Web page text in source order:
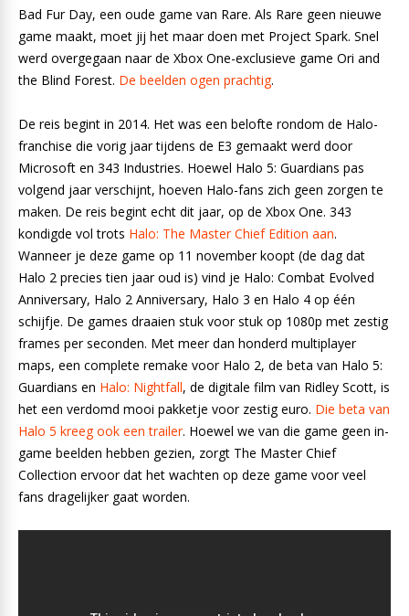
Bad Fur Day, een oude game van Rare. Als Rare geen nieuwe
game maakt, moet jij het maar doen met Project Spark. Snel
werd overgegaan naar de Xbox One-exclusieve game Ori and
the Blind Forest. De beelden ogen prachtig.
De reis begint in 2014. Het was een belofte rondom de Halo-
franchise die vorig jaar tijdens de E3 gemaakt werd door
Microsoft en 343 Industries. Hoewel Halo 5: Guardians pas
volgend jaar verschijnt, hoeven Halo-fans zich geen zorgen te
maken. De reis begint echt dit jaar, op de Xbox One. 343
kondigde vol trots Halo: The Master Chief Edition aan.
Wanneer je deze game op 11 november koopt (de dag dat
Halo 2 precies tien jaar oud is) vind je Halo: Combat Evolved
Anniversary, Halo 2 Anniversary, Halo 3 en Halo 4 op één
schijfje. De games draaien stuk voor stuk op 1080p met zestig
frames per seconden. Met meer dan honderd multiplayer
maps, een complete remake voor Halo 2, de beta van Halo 5:
Guardians en Halo: Nightfall, de digitale film van Ridley Scott, is
het een verdomd mooi pakketje voor zestig euro. Die beta van
Halo 5 kreeg ook een trailer. Hoewel we van die game geen in-
game beelden hebben gezien, zorgt The Master Chief
Collection ervoor dat het wachten op deze game voor veel
fans dragelijker gaat worden.